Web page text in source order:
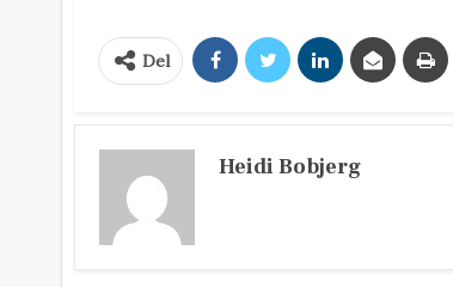
Del
Heidi Bobjerg